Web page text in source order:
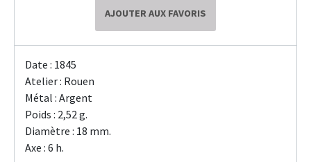
AJOUTER AUX FAVORIS
Date : 1845
Atelier : Rouen
Métal : Argent
Poids : 2,52 g.
Diamètre : 18 mm.
Axe : 6 h.